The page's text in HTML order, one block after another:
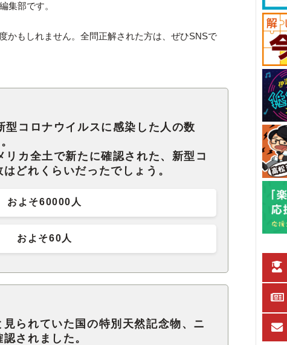
集部です。
かもしれません。全問正解された方は、ぜひSNSで
型コロナウイルスに感染した人の数
カ全土で新たに確認された、新型コ
どれくらいだったでしょう。
およそ60000人
およそ60人
られていた国の特別天然記念物、ニ
されました。